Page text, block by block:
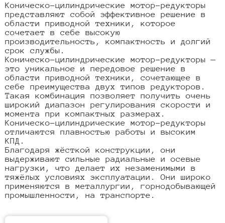
Коническо-цилиндрические мотор-редукторы
представляют собой эффективное решение в
области приводной техники, которое
сочетает в себе высокую
производительность, компактность и долгий
срок службы.
Коническо-цилиндрические мотор-редукторы —
это уникальное и передовое решение в
области приводной техники, сочетающее в
себе преимущества двух типов редукторов.
Такая комбинация позволяет получить очень
широкий диапазон регулирования скорости и
момента при компактных размерах.
Коническо-цилиндрические мотор-редукторы
отличаются плавностью работы и высоким
КПД.
Благодаря жёсткой конструкции, они
выдерживают сильные радиальные и осевые
нагрузки, что делает их незаменимыми в
тяжёлых условиях эксплуатации. Они широко
применяются в металлургии, горнодобывающей
промышленности, на транспорте.